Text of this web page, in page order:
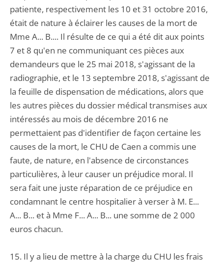
patiente, respectivement les 10 et 31 octobre 2016,
était de nature à éclairer les causes de la mort de
Mme A... B.... Il résulte de ce qui a été dit aux points
7 et 8 qu'en ne communiquant ces pièces aux
demandeurs que le 25 mai 2018, s'agissant de la
radiographie, et le 13 septembre 2018, s'agissant de
la feuille de dispensation de médications, alors que
les autres pièces du dossier médical transmises aux
intéressés au mois de décembre 2016 ne
permettaient pas d'identifier de façon certaine les
causes de la mort, le CHU de Caen a commis une
faute, de nature, en l'absence de circonstances
particulières, à leur causer un préjudice moral. Il
sera fait une juste réparation de ce préjudice en
condamnant le centre hospitalier à verser à M. E...
A... B... et à Mme F... A... B... une somme de 2 000
euros chacun.
15. Il y a lieu de mettre à la charge du CHU les frais